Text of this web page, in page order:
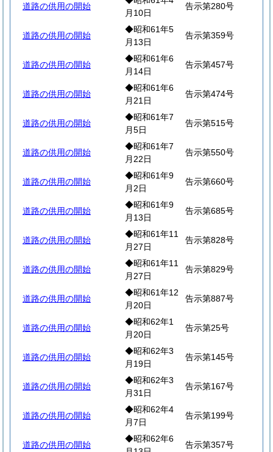
道路の供用の開始
月10日
告示第280号
道路の供用の開始
◆昭和61年5
月13日
告示第359号
道路の供用の開始
◆昭和61年6
月14日
告示第457号
道路の供用の開始
◆昭和61年6
月21日
告示第474号
道路の供用の開始
◆昭和61年7
月5日
告示第515号
道路の供用の開始
◆昭和61年7
月22日
告示第550号
道路の供用の開始
◆昭和61年9
月2日
告示第660号
道路の供用の開始
◆昭和61年9
月13日
告示第685号
道路の供用の開始
◆昭和61年11
月27日
告示第828号
道路の供用の開始
◆昭和61年11
月27日
告示第829号
道路の供用の開始
◆昭和61年12
月20日
告示第887号
道路の供用の開始
◆昭和62年1
月20日
告示第25号
道路の供用の開始
◆昭和62年3
月19日
告示第145号
道路の供用の開始
◆昭和62年3
月31日
告示第167号
道路の供用の開始
◆昭和62年4
月7日
告示第199号
道路の供用の開始
◆昭和62年6
告示第357号